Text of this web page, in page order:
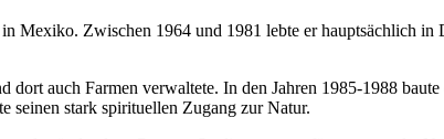
Mexiko. Zwischen 1964 und 1981 lebte er hauptsächlich in
auch Farmen verwaltete. In den Jahren 1985-1988
seinen stark spirituellen Zugang zur Natur.